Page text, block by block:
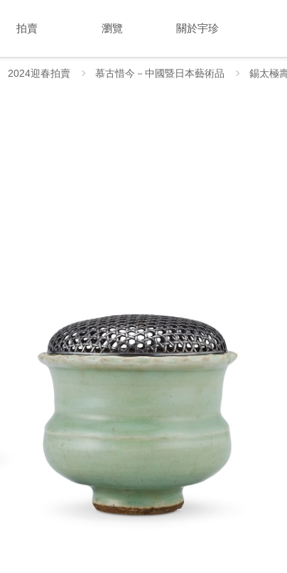
拍賣 瀏覽 關於宇珍
2024迎春拍賣 慕古惜今－中國暨日本藝術品 錫太極